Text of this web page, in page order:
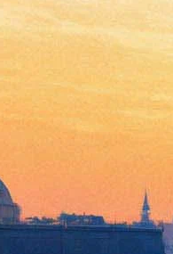
Джеймс
«Аватаров»
Сценарии четырех новых